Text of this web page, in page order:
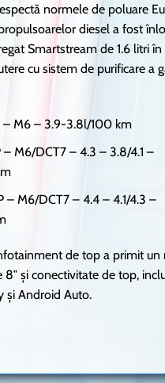
normele de poluare
diesel a fost
Smartstream de 1.6 litri în
cu sistem de purificare a
– M6 – 3.9-3.8l/100 km
– M6/DCT7 – 4.3 – 3.8/4.1 –
– M6/DCT7 – 4.4 – 4.1/4.3 –
de top a primit un
8″ și conectivitate de top,
și Android Auto.